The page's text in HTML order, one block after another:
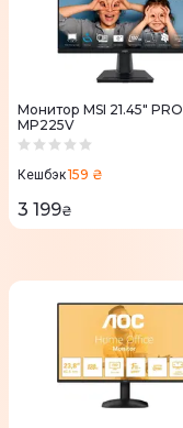
Монитор MSI 21.45" PRO
MP225V
Кешбэк159 ₴
3 199₴